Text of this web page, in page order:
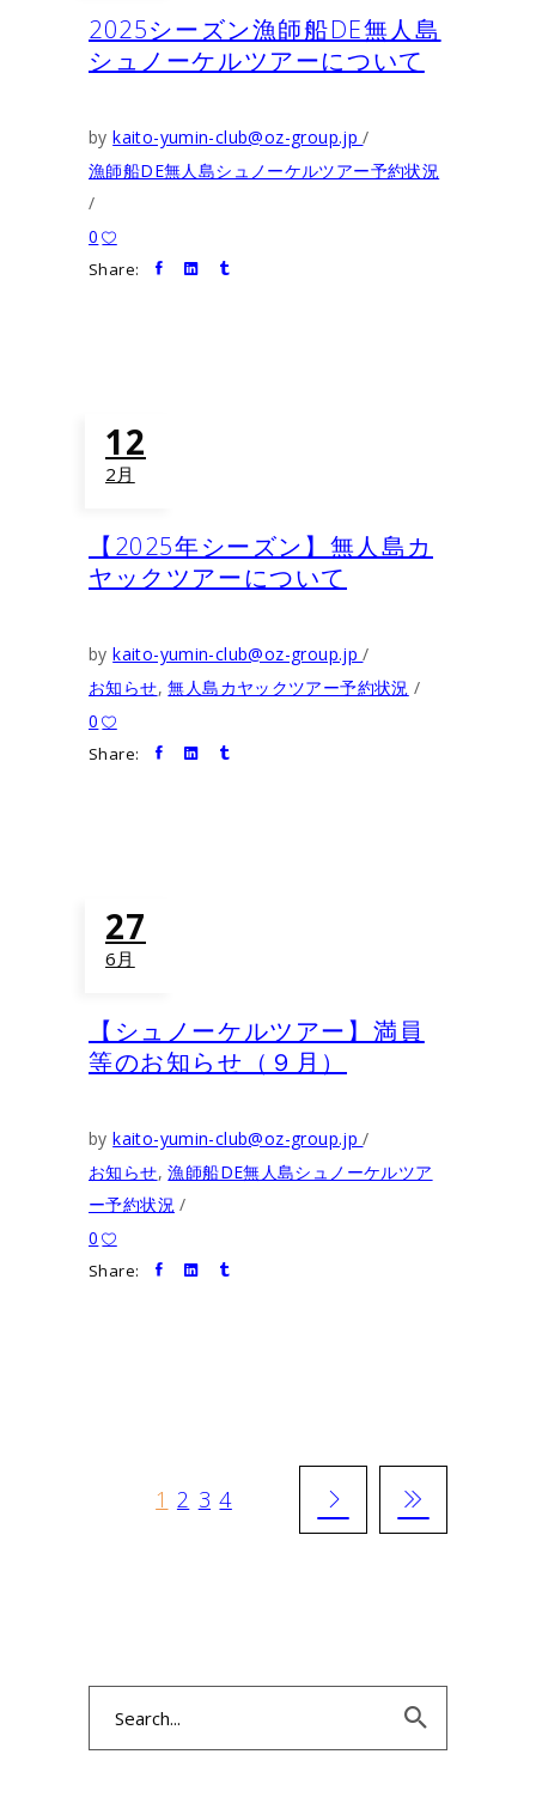
2025シーズン漁師船DE無人島
シュノーケルツアーについて
bykaito-yumin-club@oz-group.jp
漁師船DE無人島シュノーケルツアー予約状況
0
Share:
12
2月
【2025年シーズン】無人島カ
ヤックツアーについて
bykaito-yumin-club@oz-group.jp
お知らせ,無人島カヤックツアー予約状況
0
Share:
27
6月
【シュノーケルツアー】満員
等のお知らせ（９月）
bykaito-yumin-club@oz-group.jp
お知らせ,漁師船DE無人島シュノーケルツア
ー予約状況
0
Share:
1 2 3 4